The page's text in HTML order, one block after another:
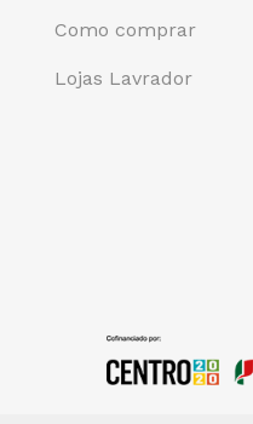
Como comprar
Lojas Lavrador